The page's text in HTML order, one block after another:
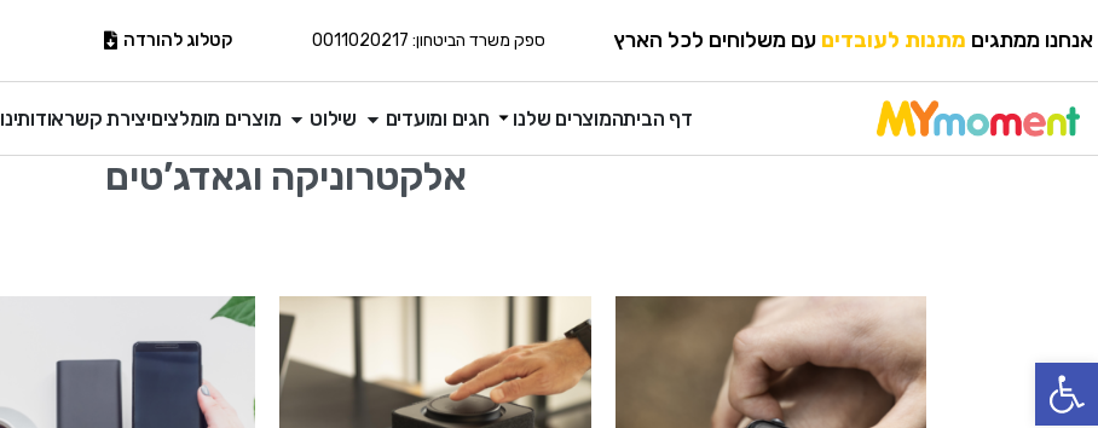
פתח סרגל נגישות
אנחנו ממתגים מתנות לעובדים עם משלוחים לכל הארץ ספק משרד הביטחון: 0011020217 קטלוג להורדה
דף הביתהמוצרים שלנו חגים ומועדים שילוט מוצרים מומלציםיצירת קשראודותינו
אלקטרוניקה וגאדג’טים